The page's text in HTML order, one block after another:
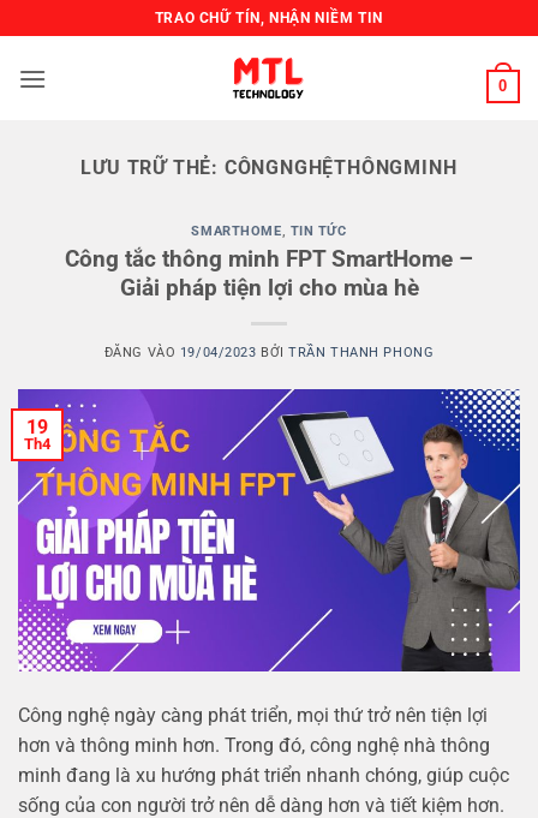
qua
nội
TRAO CHỮ TÍN, NHẬN NIỀM TIN
0
LƯU TRỮ THẺ: CÔNGNGHỆTHÔNGMINH
SMARTHOME, TIN TỨC
Công tắc thông minh FPT SmartHome –
Giải pháp tiện lợi cho mùa hè
ĐĂNG VÀO 19/04/2023 BỞITRẦN THANH PHONG
19
Th4
Công nghệ ngày càng phát triển, mọi thứ trở nên tiện lợi
hơn và thông minh hơn. Trong đó, công nghệ nhà thông
minh đang là xu hướng phát triển nhanh chóng, giúp cuộc
sống của con người trở nên dễ dàng hơn và tiết kiệm hơn.